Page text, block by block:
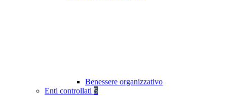
Benessere organizzativo
Enti controllati 5